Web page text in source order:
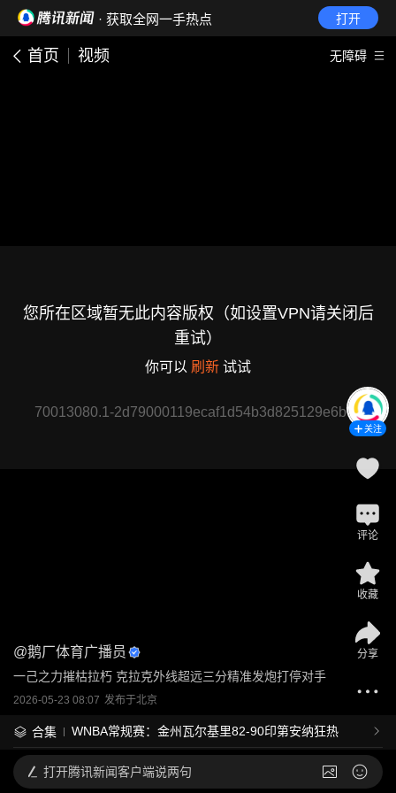
· 获取全网一手热点 打开
首页 视频 无障碍
您所在区域暂无此内容版权（如设置VPN请关闭后
重试）
你可以 刷新 试试
70013080.1-2d79000119ecaf1d54b3d825129e6b04
@鹅厂体育广播员
一己之力摧枯拉朽 克拉克外线超远三分精准发炮打停对手
2026-05-23 08:07 发布于北京
合集 WNBA常规赛：金州瓦尔基里82-90印第安纳狂热
关注
评论
收藏
分享
打开腾讯新闻客户端说两句